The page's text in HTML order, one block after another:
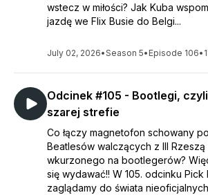
wstecz w miłości? Jak Kuba
jazdę we Flix Busie do Belgi...
July 02, 2026•Season 5• Episode 106•
Odcinek #105 - Bootlegi,
szarej strefie
Co łączy magnetofon schowany
Beatlesów walczących z III
wkurzonego na bootlegerów?
się wydawać!! W 105. odcinku Pick
zaglądamy do świata